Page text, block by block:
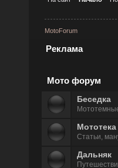
MotoForum
Реклама
Мото форум
Беседка
Мототека
Статьи,
Дальняк